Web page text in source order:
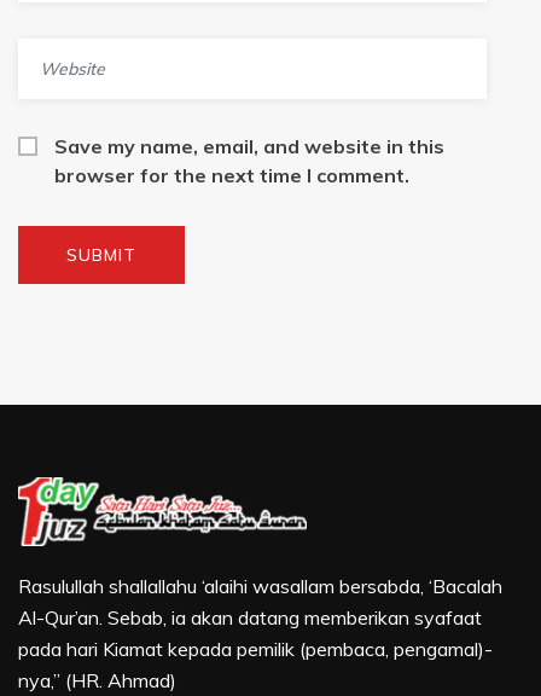
Save my name, email, and website in this
browser for the next time I comment.
Rasulullah shallallahu ‘alaihi wasallam bersabda, ‘Bacalah
Al-Qur’an. Sebab, ia akan datang memberikan syafaat
pada hari Kiamat kepada pemilik (pembaca, pengamal)-
nya,” (HR. Ahmad)